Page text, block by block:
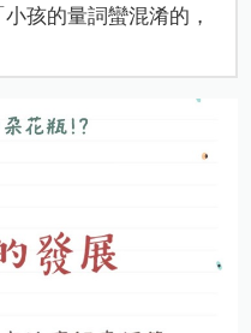
孩的量詞蠻混淆的，